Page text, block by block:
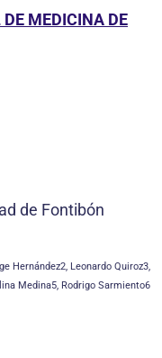
MEDICINA DE
de Fontibón
Hernández2, Leonardo Quiroz3,
Medina5, Rodrigo Sarmiento6